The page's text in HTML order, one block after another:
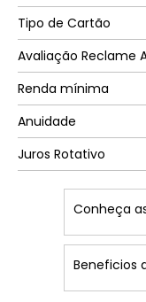
Tipo de Cartão
Avaliação Reclame
Renda mínima
Anuidade
Juros Rotativo
Conheça
Beneficios